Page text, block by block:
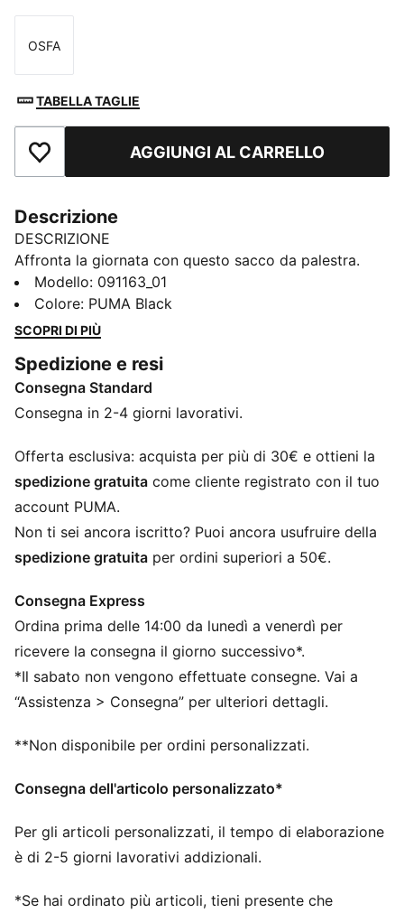
Taglia
OSFA
TABELLA TAGLIE
Aggiungi ai PreferitiAGGIUNGI AL CARRELLO
Descrizione
DESCRIZIONE
Affronta la giornata con questo sacco da palestra.
Dotato di apertura con coulisse, spallacci e fodera in
rilievo, è il tuo compagno perfetto per qualsiasi
avventura. Mostra il tuo orgoglio PUMA con un
CARATTERISTICHE + VANTAGGI
Con almeno il 90% di materiale riciclato
DETTAGLI
Apertura con coulisse sullo scomparto principale
Il cordoncino funge anche da spallacci
Modello comodo PUMA
Capacità: 14L
Dimensioni: A 43 cm x L 37,5 cm
Modello: 091163_01
Colore: PUMA Black
SCOPRI DI PIÙ
Spedizione e resi
Consegna Standard
Consegna in 2-4 giorni lavorativi.
Offerta esclusiva: acquista per più di 30€ e ottieni la
spedizione gratuita come cliente registrato con il tuo
account PUMA.
Non ti sei ancora iscritto? Puoi ancora usufruire della
spedizione gratuita per ordini superiori a 50€.
Consegna Express
Ordina prima delle 14:00 da lunedì a venerdì per
ricevere la consegna il giorno successivo*.
*Il sabato non vengono effettuate consegne. Vai a
“Assistenza > Consegna” per ulteriori dettagli.
**Non disponibile per ordini personalizzati.
Consegna dell'articolo personalizzato*
Per gli articoli personalizzati, il tempo di elaborazione
è di 2-5 giorni lavorativi addizionali.
*Se hai ordinato più articoli, tieni presente che